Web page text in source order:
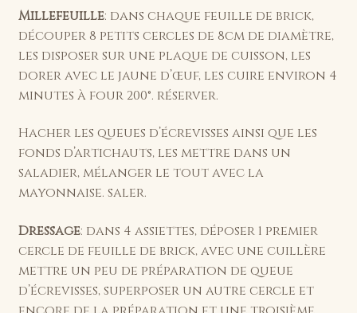
Millefeuille: dans chaque feuille de brick,
découper 8 petits cercles de 8cm de diamètre,
les disposer sur une plaque de cuisson, les
dorer avec le jaune d’œuf, les cuire environ 4
minutes à four 200°. réserver.
Hacher les queues d’écrevisses ainsi que les
fonds d’artichauts, les mettre dans un
saladier, mélanger le tout avec la
mayonnaise. saler.
Dressage: dans 4 assiettes, déposer 1 premier
cercle de feuille de brick, avec une cuillère
mettre un peu de préparation de queue
d’écrevisses, superposer un autre cercle et